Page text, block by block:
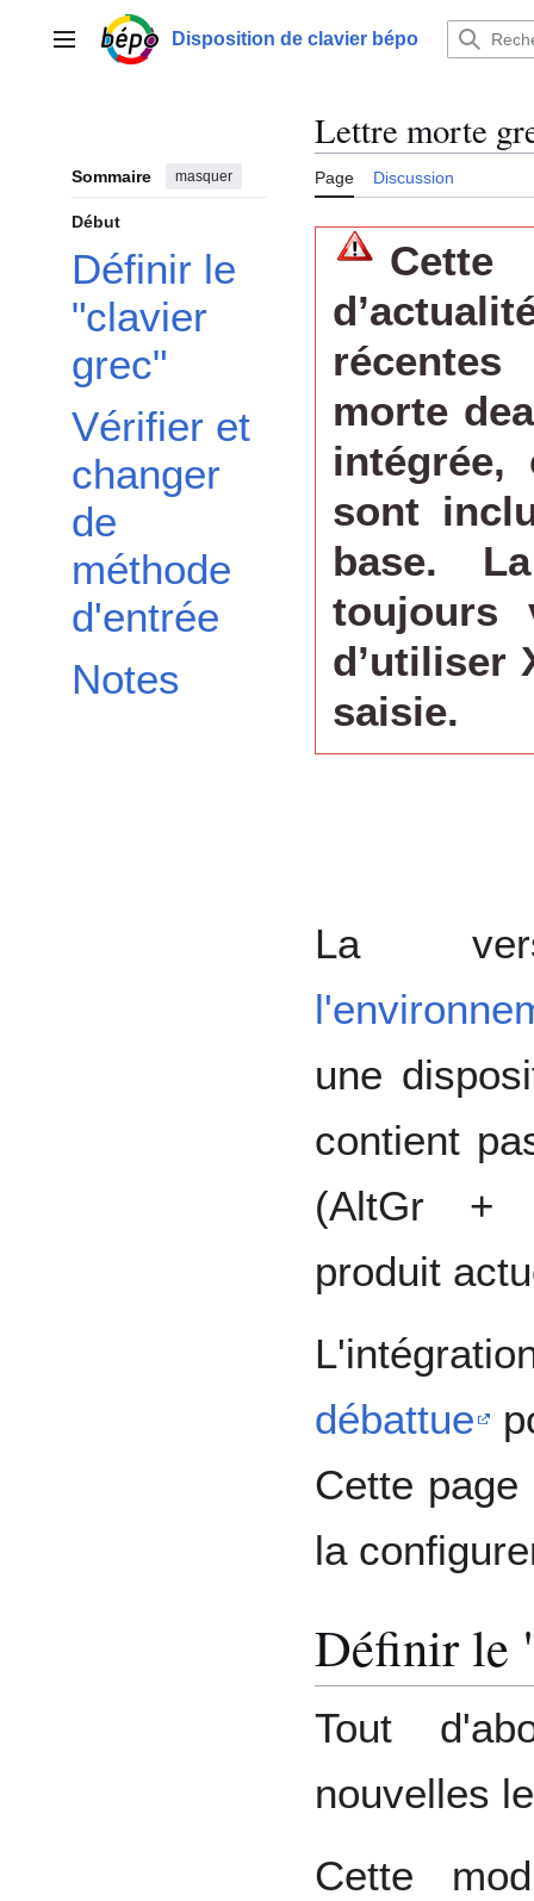
contenuMenu principalDisposition de clavier bépo
Sommaire masquer
Début
Définir le
"clavier
grec"
Vérifier et
changer
de
méthode
d'entrée
Notes
Lettre morte
Page Discussion
morte
intégrée,
sont
base.
toujours
d’utiliser
saisie.
La
une
contient
(AltGr +
produit
débattue
Cette
la
Définir le
Tout
nouvelles
Cette